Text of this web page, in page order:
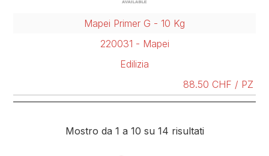
Mapei Primer G - 10 Kg
220031 - Mapei
Edilizia
88.50 CHF / PZ
Mostro da 1 a 10 su 14 risultati